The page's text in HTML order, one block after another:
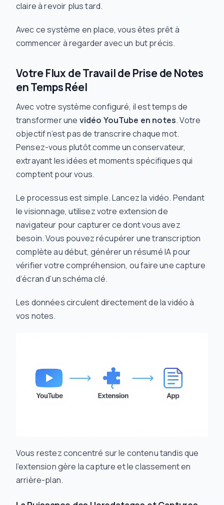
claire à revoir plus tard.
Avec ce système en place, vous êtes prêt à
commencer à regarder avec un but précis.
Votre Flux de Travail de Prise de Notes
en Temps Réel
Avec votre système configuré, il est temps de
transformer une vidéo YouTube en notes. Votre
objectif n’est pas de transcrire chaque mot.
Pensez-vous plutôt comme un conservateur,
extrayant les idées et moments spécifiques qui
comptent pourvous.
Le processus est simple. Lancez la vidéo. Pendant
le visionnage, utilisez votre extension de
navigateur pour capturer ce dont vous avez
besoin. Vous pouvez récupérer une transcription
complète au début, générer un résumé IA pour
vérifier votre compréhension, ou faire une capture
d’écran d’un schéma clé.
Les données circulent directement de la vidéo à
vos notes.
Vous restez concentré sur le contenu tandis que
l’extension gère la capture et le classement en
arrière-plan.